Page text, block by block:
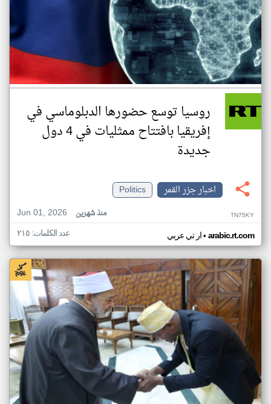
روسيا توسع حضورها الدبلوماسي في
إفريقيا بافتتاح ممثليات في 4 دول
جديدة
اخبار جزر القمر
Politics
Jun 01, 2026
منذ شهرين TN75KY
ار تي عربي• arabic.rt.com عدد الكلمات: ٢١٥